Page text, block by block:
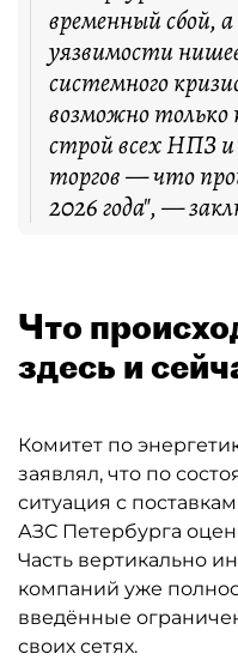
временный сбой,
уязвимости
системного
возможно только
строй всех НПЗ
торгов — что
2026 года", —
Что
здесь и
Комитет по
заявлял, что по
ситуация с
АЗС Петербурга
Часть вертикально
компаний уже
введённые
своих сетях.